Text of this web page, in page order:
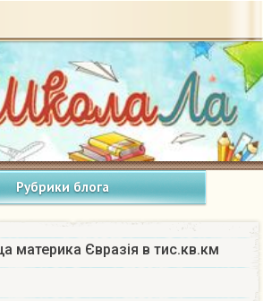
Рубрики блога
материка Євразія в тис.кв.км